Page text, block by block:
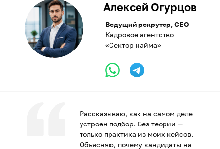
Рассказываю, как на самом деле
устроен подбор. Без теории —
только практика из моих кейсов.
Объясняю, почему кандидаты на
Алексей Огурцов
Ведущий рекрутер, CEO
Кадровое агентство
«Сектор найма»